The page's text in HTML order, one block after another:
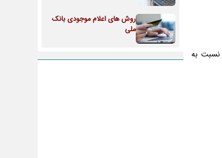
نسبت به
روش های اعلام موجودی بانک
ملی